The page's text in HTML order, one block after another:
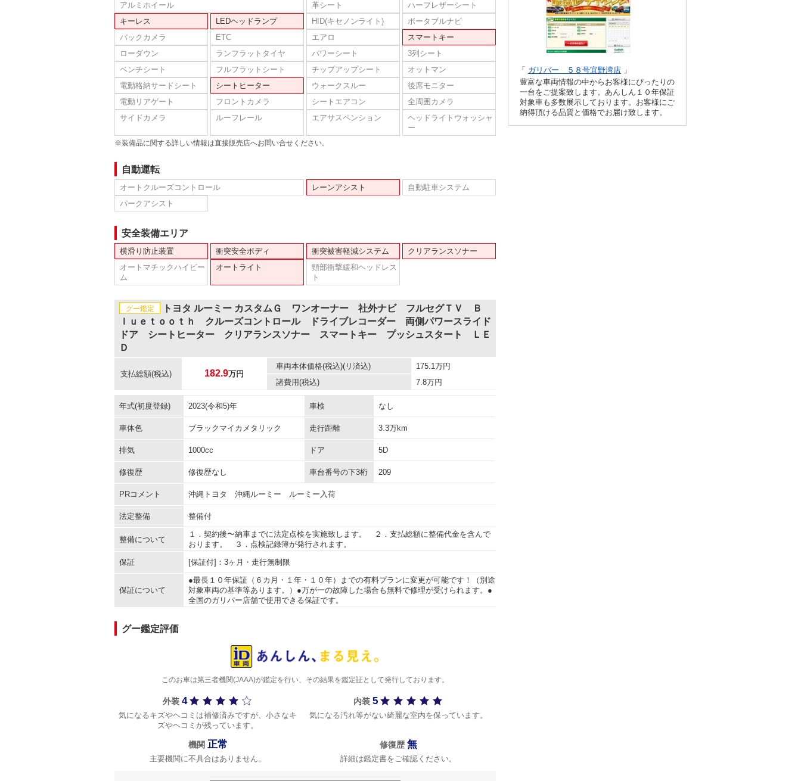
アルミホイール
革シート
ハーフレザーシート
キーレス
LEDヘッドランプ HID(キセノンライト)
ポータブルナビ
バックカメラ
ETC エアロ
スマートキー
ローダウン
ランフラットタイヤ パワーシート
3列シート
ベンチシート
フルフラットシート チップアップシート
オットマン
電動格納サードシート
シートヒーター ウォークスルー
後席モニター
電動リアゲート
フロントカメラ シートエアコン
全周囲カメラ
サイドカメラ
ルーフレール エアサスペンション
ヘッドライトウォッシャ
ー
※装備品に関する詳しい情報は直接販売店へお問い合せください。
自動運転
オートクルーズコントロール レーンアシスト
自動駐車システム
パークアシスト
安全装備エリア
横滑り防止装置 衝突安全ボディ 衝突被害軽減システム
クリアランスソナー
オートマチックハイビー
ム
オートライト
頸部衝撃緩和ヘッドレス
ト
グー鑑定
トヨタ ルーミー カスタムＧ ワンオーナー 社外ナビ フルセグＴＶ Ｂ
ｌｕｅｔｏｏｔｈ クルーズコントロール ドライブレコーダー 両側パワースライド
ドア シートヒーター クリアランスソナー スマートキー プッシュスタート ＬＥ
Ｄ
支払総額(税込) 182.9万円
車両本体価格(税込)(リ済込) 175.1万円
諸費用(税込) 7.8万円
年式(初度登録) 2023(令和5)年 車検 なし
車体色 ブラックマイカメタリック 走行距離 3.3万km
排気 1000cc ドア 5D
修復歴 修復歴なし 車台番号の下3桁 209
PRコメント 沖縄トヨタ 沖縄ルーミー ルーミー入荷
法定整備 整備付
整備について
１．契約後〜納車までに法定点検を実施致します。 ２．支払総額に整備代金を含んで
おります。 ３．点検記録簿が発行されます。
保証
[保証付]：3ヶ月・走行無制限
保証について
●最長１０年保証（６カ月・１年・１０年）までの有料プランに変更が可能です！（別途
対象車両の基準等あります。）●万が一の故障した場合も無料で修理が受けられます。●
全国のガリバー店舗で使用できる保証です。
グー鑑定評価
このお車は第三者機関(JAAA)が鑑定を行い、その結果を鑑定証として発行しております。
外装 4
気になるキズやヘコミは補修済みですが、小さなキ
ズやヘコミが残っています。
内装 5
気になる汚れ等がない綺麗な室内を保っています。
機関 正常
主要機関に不具合はありません。
修復歴 無
詳細は鑑定書をご確認ください。
「 ガリバー ５８号宜野湾店 」
豊富な車両情報の中からお客様にぴったりの
一台をご提案致します。あんしん１０年保証
対象車も多数展示しております。お客様にご
納得頂ける品質と価格でお届け致します。